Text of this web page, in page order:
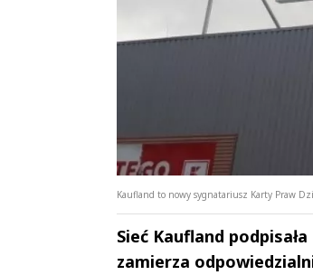
Kaufland to nowy sygnatariusz Karty Praw
Sieć Kaufland
zamierza